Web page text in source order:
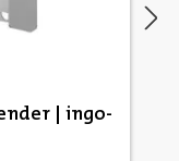
| ingo-